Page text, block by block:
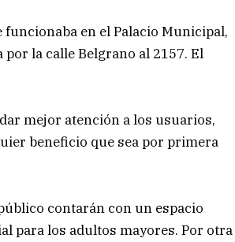
en el Palacio Municipal,
la calle Belgrano al 2157. El
mejor atención a los usuarios,
beneficio que sea por primera
contarán con un espacio
para los adultos mayores. Por otra